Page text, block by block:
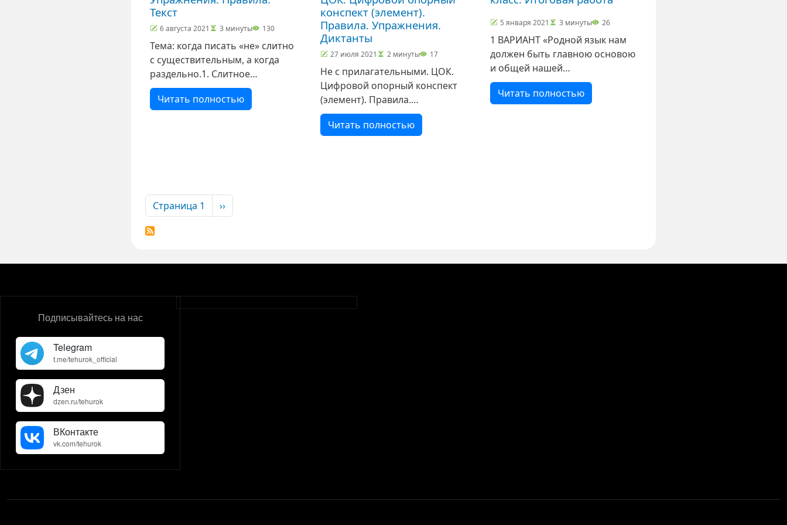
Текст
6 августа 2021 3 минуты 130
Тема: когда писать «не» слитно
с существительным, а когда
раздельно.1. Слитное
написание«Не» пишется
слитно с существительными,
Читать полностью
конспект (элемент).
Правила. Упражнения.
Диктанты
27 июля 2021 2 минуты 17
Не с прилагательными. ЦОК.
Цифровой опорный конспект
(элемент). Правила.
Упражнения. Диктанты
Примерные задания по
Читать полностью
5 января 2021 3 минуты 26
1 ВАРИАНТ «Родной язык нам
должен быть главною основою
и общей нашей
образованности, и
образования каждого из нас».
Читать полностью
Нумерация страниц
Страница 1 Следующая страница
››
Подписывайтесь на нас
Telegram
t.me/tehurok_official
Дзен
dzen.ru/tehurok
ВКонтакте
vk.com/tehurok